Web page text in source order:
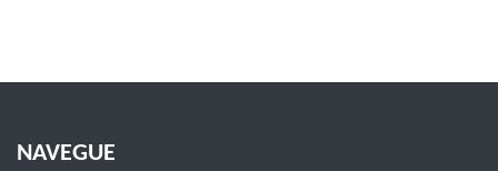
NAVEGUE